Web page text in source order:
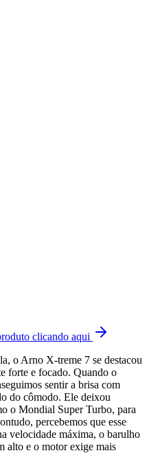
clicando aqui
o Arno X-treme 7 se destacou
forte e focado. Quando o
sentir a brisa com
do cômodo. Ele deixou
o Mondial Super Turbo, para
percebemos que esse
velocidade máxima, o barulho
alto e o motor exige mais